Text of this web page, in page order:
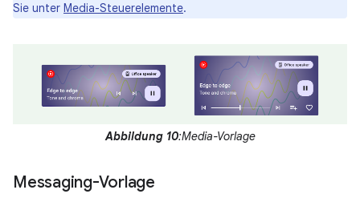
Sie unter Media-Steuerelemente.
Abbildung 10:Media-Vorlage
Messaging-Vorlage